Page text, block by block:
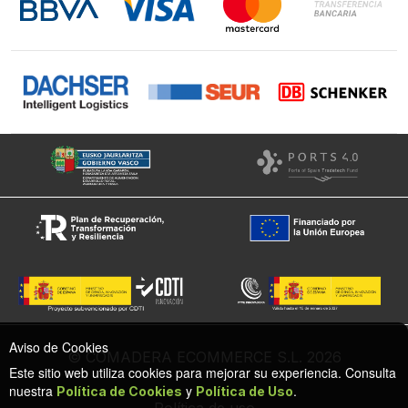
Facebook
© COMADERA ECOMMERCE S.L. 2026
Aviso de Cookies
Este sitio web utiliza cookies para mejorar su experiencia. Consulta
nuestra Política de Cookies y Política de Uso.